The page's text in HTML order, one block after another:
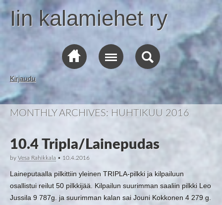
Iin kalamiehet ry
Kirjaudu
MONTHLY ARCHIVES: HUHTIKUU 2016
10.4 Tripla/Lainepudas
by Vesa Rahikkala • 10.4.2016
Laineputaalla pilkittiin yleinen TRIPLA-pilkki ja kilpailuun
osallistui reilut 50 pilkkijää. Kilpailun suurimman saaliin pilkki Leo
Jussila 9 787g. ja suurimman kalan sai Jouni Kokkonen 4 279 g.